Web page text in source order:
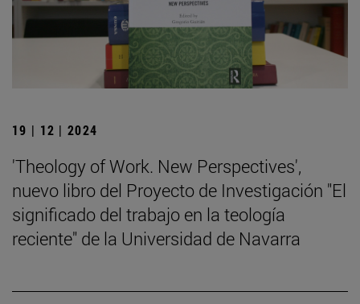
19 | 12 | 2024
'Theology of Work. New Perspectives',
nuevo libro del Proyecto de Investigación "El
significado del trabajo en la teología
reciente" de la Universidad de Navarra